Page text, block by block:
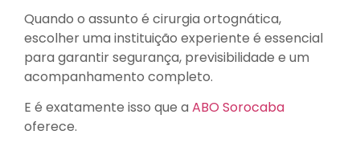
Quando o assunto é cirurgia ortognática,
escolher uma instituição experiente é essencial
para garantir segurança, previsibilidade e um
acompanhamento completo.
E é exatamente isso que a ABO Sorocaba
oferece.